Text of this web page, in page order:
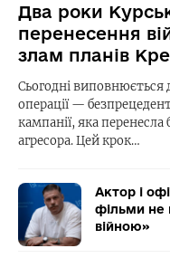
Два роки
перенесення
злам планів
Сьогодні виповнюється
операції —
кампанії, яка
агресора. Цей крок…
Актор і
фільми не
війною»